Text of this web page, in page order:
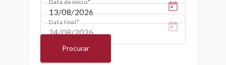
Data final
Procurar